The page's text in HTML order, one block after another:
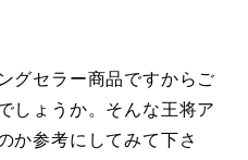
グセラー商品ですからご
しょうか。そんな王将ア
か参考にしてみて下さ